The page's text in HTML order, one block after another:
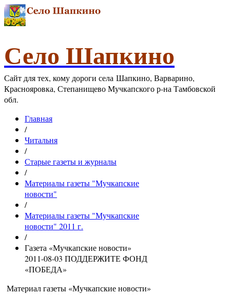
Село Шапкино
Сайт для тех, кому дороги села Шапкино, Варварино,
Краснояровка, Степанищево Мучкапского р-на Тамбовской
обл.
Главная
/
Читальня
/
Старые газеты и журналы
/
Материалы газеты "Мучкапские
новости"
/
Материалы газеты "Мучкапские
новости" 2011 г.
/
Газета «Мучкапские новости»
2011-08-03 ПОДДЕРЖИТЕ ФОНД
«ПОБЕДА»
Материал газеты «Мучкапские новости»